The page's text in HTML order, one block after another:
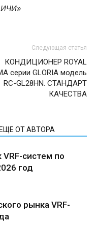
Следующая статья
КОНДИЦИОНЕР ROYAL
серии GLORIA модель
RC-GL28HN. СТАНДАРТ
КАЧЕСТВА
ЕЩЕ ОТ АВТОРА
систем по
год
рынка VRF-